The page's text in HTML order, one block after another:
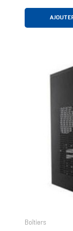
Boîtiers